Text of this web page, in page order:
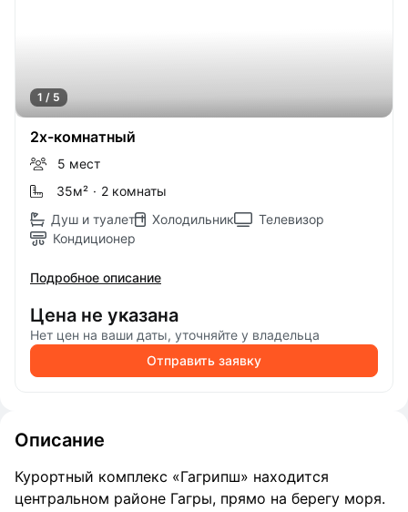
1 / 5
2х-комнатный
5 мест
35м² · 2 комнаты
Душ и туалет
Холодильник
Телевизор
Кондиционер
Подробное описание
Цена не указана
Нет цен на ваши даты, уточняйте у владельца
Отправить заявку
Описание
Курортный комплекс «Гагрипш» находится
центральном районе Гагры, прямо на берегу моря.